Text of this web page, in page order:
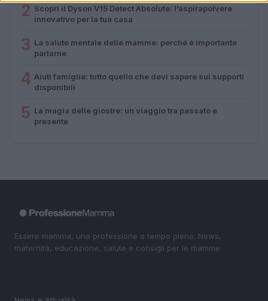
2 Scopri il Dyson V15 Detect Absolute: l’aspirapolvere
innovativo per la tua casa
3 La salute mentale delle mamme: perché è importante
parlarne
4 Aiuti famiglie: tutto quello che devi sapere sui supporti
disponibili
5 La magia delle giostre: un viaggio tra passato e
presente
Essere mamma, una professione a tempo pieno. News,
maternità, educazione, salute e consigli per le mamme.